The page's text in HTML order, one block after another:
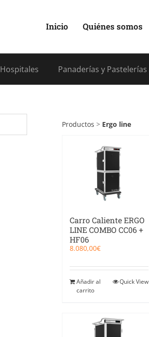
Inicio Quiénes somos
Hospitales Panaderías y Pastelerías
Productos > Ergo line
Carro Caliente ERGO
LINE COMBO CC06 +
HF06
8.080,00€
Añadir al
carrito
Quick View